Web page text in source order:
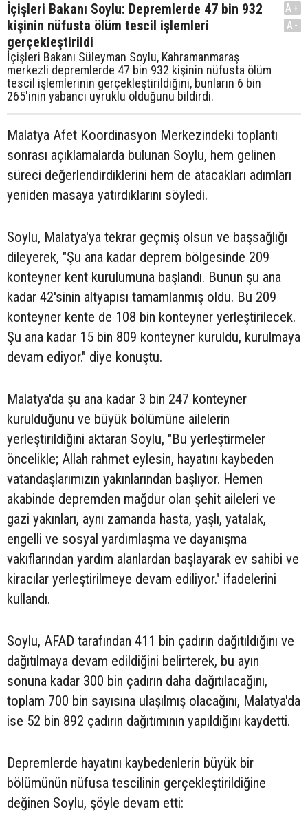
İçişleri Bakanı Soylu: Depremlerde 47 bin 932
kişinin nüfusta ölüm tescil işlemleri
gerçekleştirildi
İçişleri Bakanı Süleyman Soylu, Kahramanmaraş
merkezli depremlerde 47 bin 932 kişinin nüfusta ölüm
tescil işlemlerinin gerçekleştirildiğini, bunların 6 bin
265'inin yabancı uyruklu olduğunu bildirdi.
A+
A-
Malatya Afet Koordinasyon Merkezindeki toplantı
sonrası açıklamalarda bulunan Soylu, hem gelinen
süreci değerlendirdiklerini hem de atacakları adımları
yeniden masaya yatırdıklarını söyledi.
Soylu, Malatya'ya tekrar geçmiş olsun ve başsağlığı
dileyerek, "Şu ana kadar deprem bölgesinde 209
konteyner kent kurulumuna başlandı. Bunun şu ana
kadar 42'sinin altyapısı tamamlanmış oldu. Bu 209
konteyner kente de 108 bin konteyner yerleştirilecek.
Şu ana kadar 15 bin 809 konteyner kuruldu, kurulmaya
devam ediyor." diye konuştu.
Malatya'da şu ana kadar 3 bin 247 konteyner
kurulduğunu ve büyük bölümüne ailelerin
yerleştirildiğini aktaran Soylu, "Bu yerleştirmeler
öncelikle; Allah rahmet eylesin, hayatını kaybeden
vatandaşlarımızın yakınlarından başlıyor. Hemen
akabinde depremden mağdur olan şehit aileleri ve
gazi yakınları, aynı zamanda hasta, yaşlı, yatalak,
engelli ve sosyal yardımlaşma ve dayanışma
vakıflarından yardım alanlardan başlayarak ev sahibi ve
kiracılar yerleştirilmeye devam ediliyor." ifadelerini
kullandı.
Soylu, AFAD tarafından 411 bin çadırın dağıtıldığını ve
dağıtılmaya devam edildiğini belirterek, bu ayın
sonuna kadar 300 bin çadırın daha dağıtılacağını,
toplam 700 bin sayısına ulaşılmış olacağını, Malatya'da
ise 52 bin 892 çadırın dağıtımının yapıldığını kaydetti.
Depremlerde hayatını kaybedenlerin büyük bir
bölümünün nüfusa tescilinin gerçekleştirildiğine
değinen Soylu, şöyle devam etti: